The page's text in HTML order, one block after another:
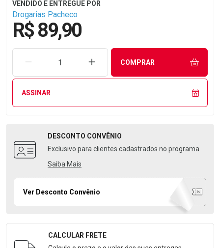
Drogarias Pacheco
R$ 89,90
REMOVER UMA UNIDADEAUMENTAR UMA UNIDADE
COMPRAR
ASSINAR
DESCONTO CONVÊNIO
Exclusivo para clientes cadastrados no programa
Saiba Mais
Ver Desconto Convênio
Formulário para Calcular o Frete
CALCULAR FRETE